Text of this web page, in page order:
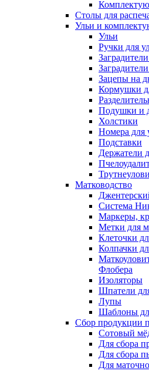
Столы для
Ульи и
Ульи
Ручки для
Зацепы на
Кормушки
Подушки и
Холстики
Номера для
Подставки
Держатели
Матководство
Система
Маркеры,
Метки для
Клеточки
Колпачки
Флобера
Изоляторы
Шпатели
Лупы
Шаблоны
Сбор продукции
Сотовый
Для сбора
Для сбора
Для